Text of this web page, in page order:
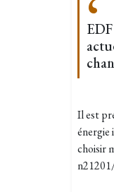
Il est
choisir